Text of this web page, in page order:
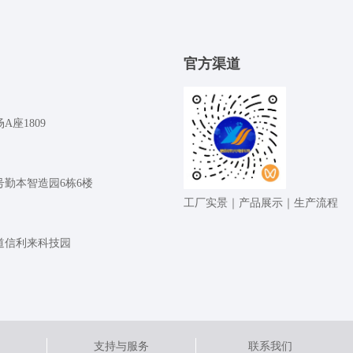
A座1809
勤本智造园6栋6楼
利来科技园
官⽅渠道
⼯⼚实景｜产品展⽰｜⽣产流程
支持与服务 联系我们